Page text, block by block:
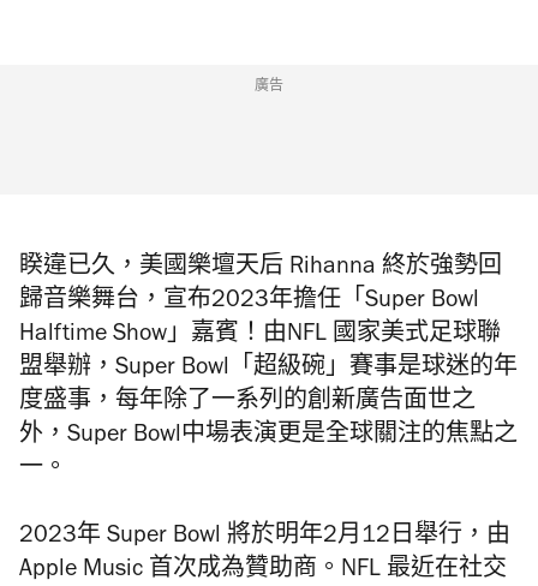
廣告
睽違已久，美國樂壇天后 Rihanna 終於強勢回
歸音樂舞台，宣布2023年擔任 「 Super Bowl
Halftime Show」 嘉賓！由NFL 國家美式足球聯
盟舉辦，Super Bowl「超級碗」賽事是球迷的年
度盛事，每年除了一系列的創新廣告面世之
外，Super Bowl 中場表演更是全球關注的焦點之
一。
2023年 Super Bowl 將於明年2月12日舉行，由
Apple Music 首次成為贊助商。NFL 最近在社交